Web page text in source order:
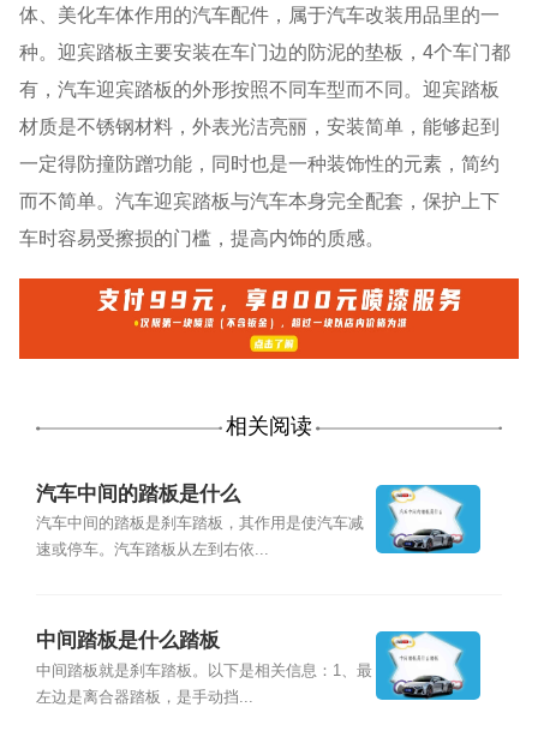
体、美化车体作用的汽车配件，属于汽车改装用品里的一
种。迎宾踏板主要安装在车门边的防泥的垫板，4个车门都
有，汽车迎宾踏板的外形按照不同车型而不同。迎宾踏板
材质是不锈钢材料，外表光洁亮丽，安装简单，能够起到
一定得防撞防蹭功能，同时也是一种装饰性的元素，简约
而不简单。汽车迎宾踏板与汽车本身完全配套，保护上下
车时容易受擦损的门槛，提高内饰的质感。
相关阅读
汽车中间的踏板是什么
汽车中间的踏板是刹车踏板，其作用是使汽车减
速或停车。汽车踏板从左到右依...
中间踏板是什么踏板
中间踏板就是刹车踏板。以下是相关信息：1、最
左边是离合器踏板，是手动挡...